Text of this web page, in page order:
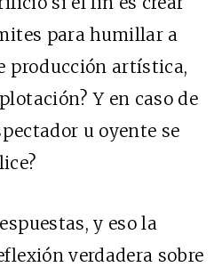
para humillar a
producción artística,
Y en caso de
u oyente se
y eso la
verdadera sobre